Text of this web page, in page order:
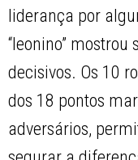
liderança por
“leonino”
decisivos. Os 10
dos 18 pontos
adversários,